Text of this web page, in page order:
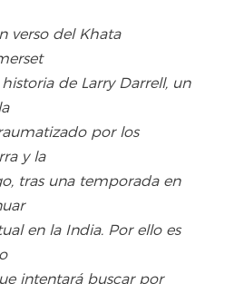
verso del Khata
de Larry Darrell, un
por los
y la
tras una temporada en
en la India. Por ello es
intentará buscar por